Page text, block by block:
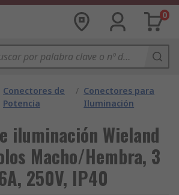
0
Conectores de
Potencia
/ Conectores para
Iluminación
iluminación Wieland
Macho/Hembra, 3
250V, IP40